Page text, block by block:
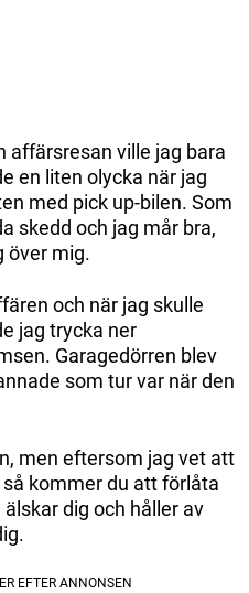
affärsresan ville jag bara
en liten olycka när jag
med pick up-bilen. Som
skedd och jag mår bra,
över mig.
och när jag skulle
jag trycka ner
Garagedörren blev
som tur var när den
men eftersom jag vet att
kommer du att förlåta
dig och håller av